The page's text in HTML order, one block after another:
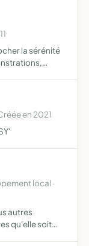
la sérénité
en 2021
local ·
autres
qu'elle soit